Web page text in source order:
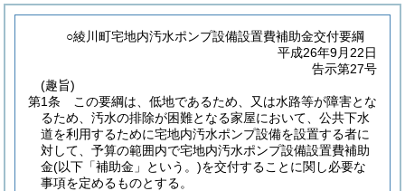
○綾川町宅地内汚水ポンプ設備設置費補助金交付要綱
平成26年9月22日
告示第27号
(趣旨)
第1条
この要綱は、低地であるため、又は水路等が障害とな
るため、汚水の排除が困難となる家屋において、公共下水
道を利用するために宅地内汚水ポンプ設備を設置する者に
対して、予算の範囲内で宅地内汚水ポンプ設備設置費補助
金(以下「補助金」という。)を交付することに関し必要な
事項を定めるものとする。